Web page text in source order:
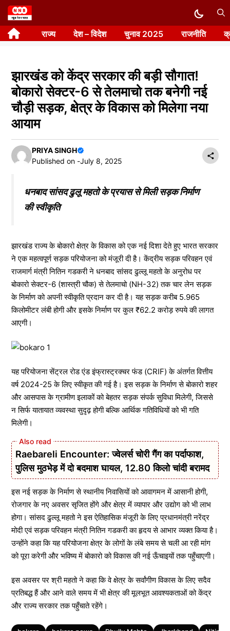
Skip
to
content राज्य देश – विदेश चुनाव 2025 राजनीति
झारखंड को केंद्र सरकार की बड़ी सौगात!
बोकारो सेक्टर-6 से तेलमाचो तक बनेगी नई
चौड़ी सड़क, क्षेत्र के विकास को मिलेगा नया
आयाम
PRIYA SINGH
Published on -July 8, 2025
धनबाद सांसद ढुलू महतो के प्रयास से मिली सड़क निर्माण
की स्वीकृति
झारखंड राज्य के बोकारो क्षेत्र के विकास को एक नई दिशा देते हुए भारत सरकार
ने एक महत्वपूर्ण सड़क परियोजना को मंजूरी दी है। केंद्रीय सड़क परिवहन एवं
राजमार्ग मंत्री नितिन गडकरी ने धनबाद सांसद ढुल्लू महतो के अनुरोध पर
बोकारो सेक्टर-6 (शास्त्री चौक) से तेलमाचो (NH-32) तक चार लेन सड़क
के निर्माण को अपनी स्वीकृति प्रदान कर दी है। यह सड़क करीब 5.965
किलोमीटर लंबी होगी और इसके निर्माण पर कुल ₹62.2 करोड़ रुपये की लागत
आएगी।
यह परियोजना सेंट्रल रोड एंड इंफ्रास्ट्रक्चर फंड (CRIF) के अंतर्गत वित्तीय
वर्ष 2024-25 के लिए स्वीकृत की गई है। इस सड़क के निर्माण से बोकारो शहर
और आसपास के ग्रामीण इलाकों को बेहतर सड़क संपर्क सुविधा मिलेगी, जिससे
न सिर्फ यातायात व्यवस्था सुदृढ़ होगी बल्कि आर्थिक गतिविधियों को भी गति
मिलेगी।
Raebareli Encounter: ज्वेलर्स चोरी गैंग का पर्दाफाश,
पुलिस मुठभेड़ में दो बदमाश घायल, 12.80 किलो चांदी बरामद
इस नई सड़क के निर्माण से स्थानीय निवासियों को आवागमन में आसानी होगी,
रोजगार के नए अवसर सृजित होंगे और क्षेत्र में व्यापार और उद्योग को भी लाभ
होगा। सांसद ढुल्लू महतो ने इस ऐतिहासिक मंजूरी के लिए प्रधानमंत्री नरेंद्र
मोदी एवं सड़क परिवहन मंत्री नितिन गडकरी का हृदय से आभार व्यक्त किया है।
उन्होंने कहा कि यह परियोजना क्षेत्र के लोगों के लंबे समय से चली आ रही मांग
को पूरा करेगी और भविष्य में बोकारो को विकास की नई ऊँचाइयों तक पहुँचाएगी।
इस अवसर पर श्री महतो ने कहा कि वे क्षेत्र के सर्वांगीण विकास के लिए सदैव
प्रतिबद्ध हैं और आने वाले समय में भी क्षेत्र की मूलभूत आवश्यकताओं को केंद्र
और राज्य सरकार तक पहुँचाते रहेंगे।